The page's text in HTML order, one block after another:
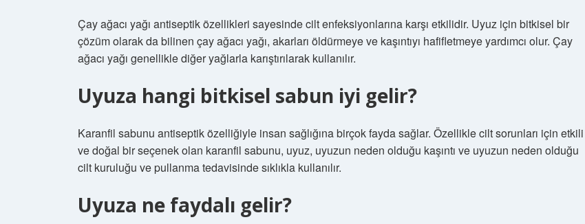
Çay ağacı yağı antiseptik özellikleri sayesinde cilt enfeksiyonlarına karşı etkilidir. Uyuz için bitkisel bir
çözüm olarak da bilinen çay ağacı yağı, akarları öldürmeye ve kaşıntıyı hafifletmeye yardımcı olur. Çay
ağacı yağı genellikle diğer yağlarla karıştırılarak kullanılır.
Uyuza hangi bitkisel sabun iyi gelir?
Karanfil sabunu antiseptik özelliğiyle insan sağlığına birçok fayda sağlar. Özellikle cilt sorunları için etkili
ve doğal bir seçenek olan karanfil sabunu, uyuz, uyuzun neden olduğu kaşıntı ve uyuzun neden olduğu
cilt kuruluğu ve pullanma tedavisinde sıklıkla kullanılır.
Uyuza ne faydalı gelir?